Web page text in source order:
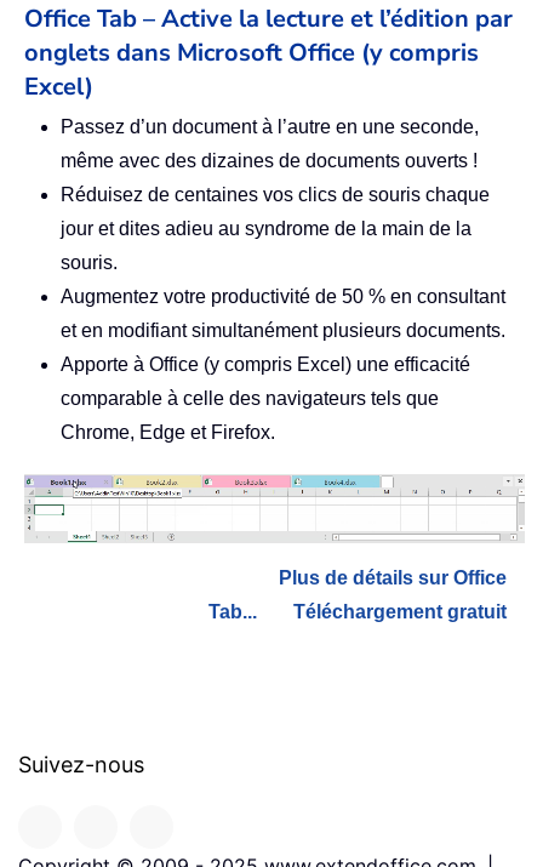
Office Tab – Active la lecture et l’édition par
onglets dans Microsoft Office (y compris
Excel)
Passez d’un document à l’autre en une seconde,
même avec des dizaines de documents ouverts !
Réduisez de centaines vos clics de souris chaque
jour et dites adieu au syndrome de la main de la
souris.
Augmentez votre productivité de 50 % en consultant
et en modifiant simultanément plusieurs documents.
Apporte à Office (y compris Excel) une efficacité
comparable à celle des navigateurs tels que
Chrome, Edge et Firefox.
Plus de détails sur Office
Tab...
Téléchargement gratuit
Suivez-nous